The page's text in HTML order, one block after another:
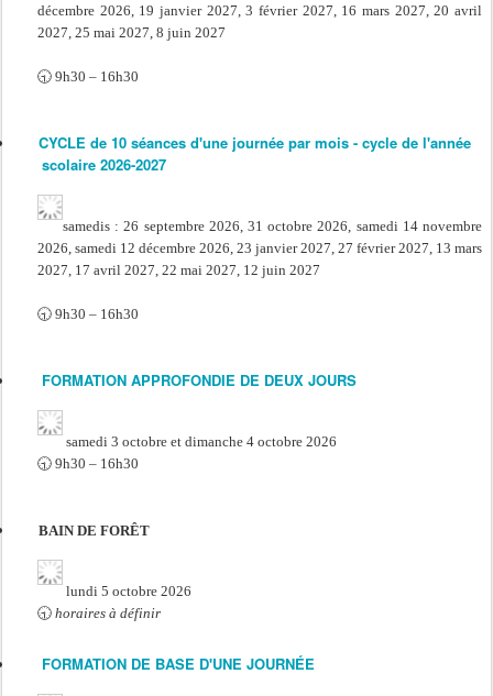
décembre 2026, 19 janvier 2027, 3 février 2027, 16 mars 2027, 20 avril
2027, 25 mai 2027, 8 juin 2027
🕤 9h30 – 16h30
CYCLE de 10 séances d'une journée par mois - cycle de l'année
scolaire 2026-2027
samedis : 26 septembre 2026, 31 octobre 2026, samedi 14 novembre
2026, samedi 12 décembre 2026, 23 janvier 2027, 27 février 2027, 13 mars
2027, 17 avril 2027, 22 mai 2027, 12 juin 2027
🕤 9h30 – 16h30
FORMATION APPROFONDIE DE DEUX JOURS
samedi 3 octobre et dimanche 4 octobre 2026
🕤 9h30 – 16h30
BAIN DE FORÊT
lundi 5 octobre 2026
🕤 horaires à définir
FORMATION DE BASE D'UNE JOURNÉE